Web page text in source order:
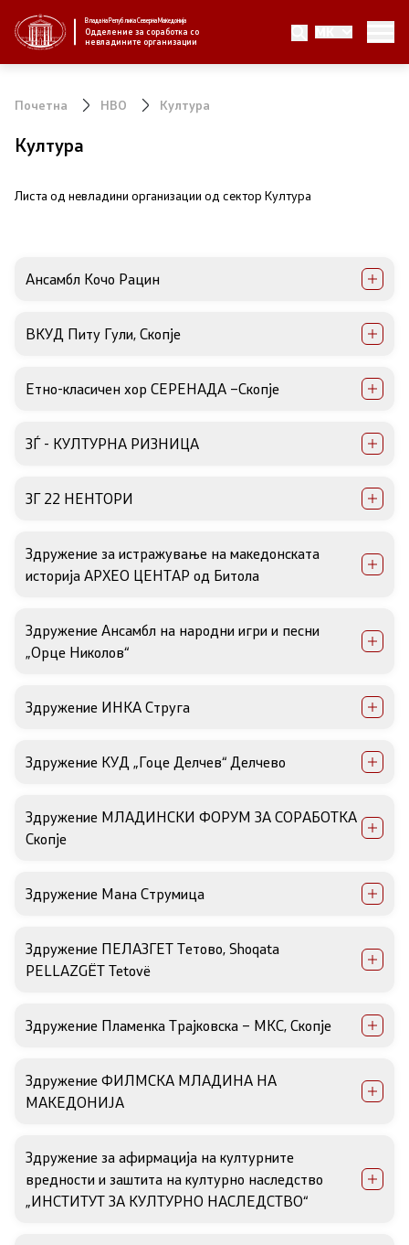
Влада на Република Северна Македонија
Одделение за соработка со
невладините организации
MK
За нас
Стратегии по години
Извештаи
Документи
За советот
Документи
Советот
Регистар
Основање на здружение
Дијалог меѓу Владата и граѓанскиот сектор
организации
Почетна НВО Култура
Култура
Листа од невладини организации од сектор Култура
Ансамбл Кочо Рацин
ВКУД Питу Гули, Скопје
Етно-класичен хор СЕРЕНАДА –Скопје
ЗЃ - КУЛТУРНА РИЗНИЦА
ЗГ 22 НЕНТОРИ
Здружение за истражување на македонската
историја АРХЕО ЦЕНТАР од Битола
Здружение Ансамбл на народни игри и песни
„Орце Николов“
Здружение ИНКА Струга
Здружение КУД „Гоце Делчев“ Делчево
Здружение МЛАДИНСКИ ФОРУМ ЗА СОРАБОТКА
Скопје
Здружение Мана Струмица
Здружение ПЕЛАЗГЕТ Тетово, Shoqata
PELLAZGËT Tetovë
Здружение Пламенка Трајковска – МКС, Скопје
Здружение ФИЛМСКА МЛАДИНА НА
МАКЕДОНИЈА
Здружение за афирмација на културните
вредности и заштита на културно наследство
„ИНСТИТУТ ЗА КУЛТУРНО НАСЛЕДСТВО“